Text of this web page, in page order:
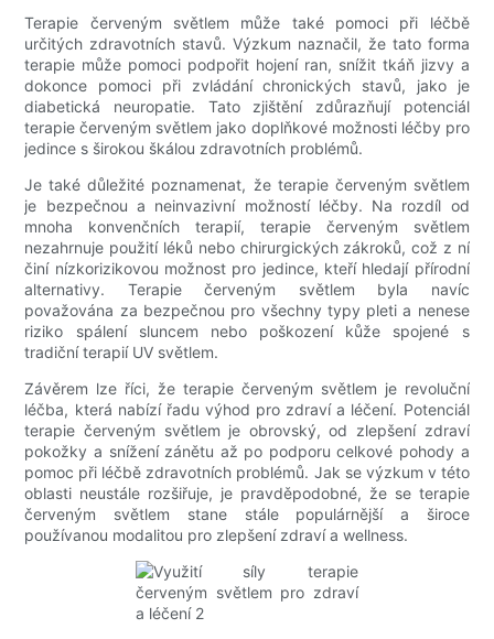
Terapie červeným světlem může také pomoci při léčbě
určitých zdravotních stavů. Výzkum naznačil, že tato forma
terapie může pomoci podpořit hojení ran, snížit tkáň jizvy a
dokonce pomoci při zvládání chronických stavů, jako je
diabetická neuropatie. Tato zjištění zdůrazňují potenciál
terapie červeným světlem jako doplňkové možnosti léčby pro
jedince s širokou škálou zdravotních problémů.
Je také důležité poznamenat, že terapie červeným světlem
je bezpečnou a neinvazivní možností léčby. Na rozdíl od
mnoha konvenčních terapií, terapie červeným světlem
nezahrnuje použití léků nebo chirurgických zákroků, což z ní
činí nízkorizikovou možnost pro jedince, kteří hledají přírodní
alternativy. Terapie červeným světlem byla navíc
považována za bezpečnou pro všechny typy pleti a nenese
riziko spálení sluncem nebo poškození kůže spojené s
tradiční terapií UV světlem.
Závěrem lze říci, že terapie červeným světlem je revoluční
léčba, která nabízí řadu výhod pro zdraví a léčení. Potenciál
terapie červeným světlem je obrovský, od zlepšení zdraví
pokožky a snížení zánětu až po podporu celkové pohody a
pomoc při léčbě zdravotních problémů. Jak se výzkum v této
oblasti neustále rozšiřuje, je pravděpodobné, že se terapie
červeným světlem stane stále populárnější a široce
používanou modalitou pro zlepšení zdraví a wellness.